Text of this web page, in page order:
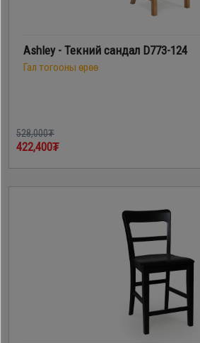
Ashley - Текний сандал D773-124
Гал тогооны өрөө
528,000₮
422,400₮